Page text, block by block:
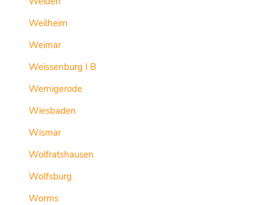
Weilheim
Weimar
Weissenburg I B
Wernigerode
Wiesbaden
Wismar
Wolfratshausen
Wolfsburg
Worms